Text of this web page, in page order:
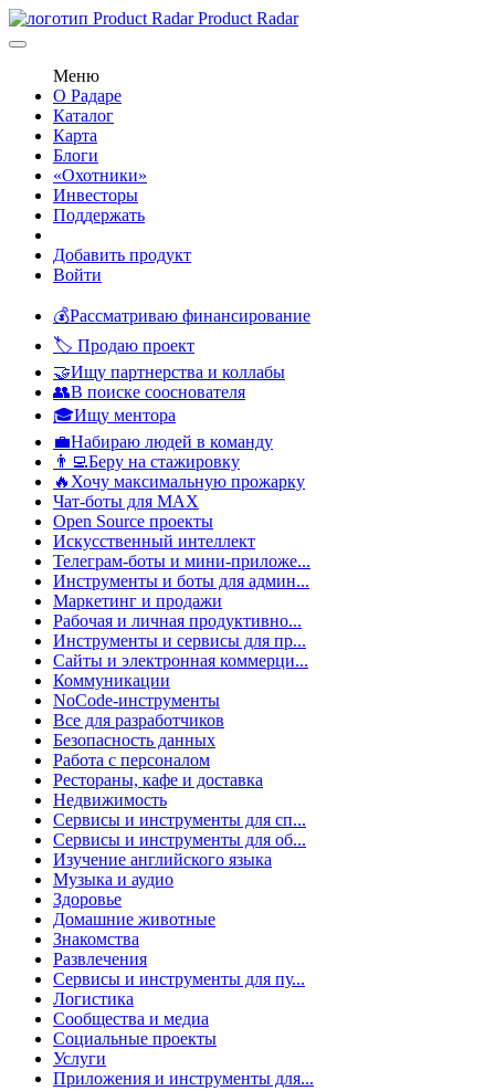
Product Radar
Меню
О Радаре
Каталог
Карта
Блоги
«Охотники»
Инвесторы
Поддержать
Добавить продукт
Войти
💰Рассматриваю финансирование
🏷️ Продаю проект
🤝Ищу партнерства и коллабы
👥В поиске сооснователя
🎓Ищу ментора
💼Набираю людей в команду
👨‍💻Беру на стажировку
🔥Хочу максимальную прожарку
Чат-боты для MAX
Open Source проекты
Искусственный интеллект
Телеграм-боты и мини-приложе...
Инструменты и боты для админ...
Маркетинг и продажи
Рабочая и личная продуктивно...
Инструменты и сервисы для пр...
Сайты и электронная коммерци...
Коммуникации
NoCode-инструменты
Все для разработчиков
Безопасность данных
Работа с персоналом
Рестораны, кафе и доставка
Недвижимость
Сервисы и инструменты для сп...
Сервисы и инструменты для об...
Изучение английского языка
Музыка и аудио
Здоровье
Домашние животные
Знакомства
Развлечения
Сервисы и инструменты для пу...
Логистика
Сообщества и медиа
Социальные проекты
Услуги
Приложения и инструменты для...